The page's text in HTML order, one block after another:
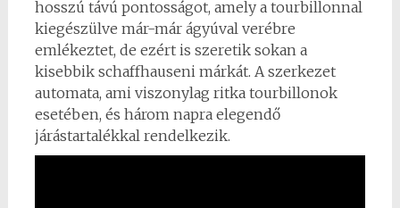
hosszú távú pontosságot, amely a tourbillonnal
kiegészülve már-már ágyúval verébre
emlékeztet, de ezért is szeretik sokan a
kisebbik schaffhauseni márkát. A szerkezet
automata, ami viszonylag ritka tourbillonok
esetében, és három napra elegendő
járástartalékkal rendelkezik.